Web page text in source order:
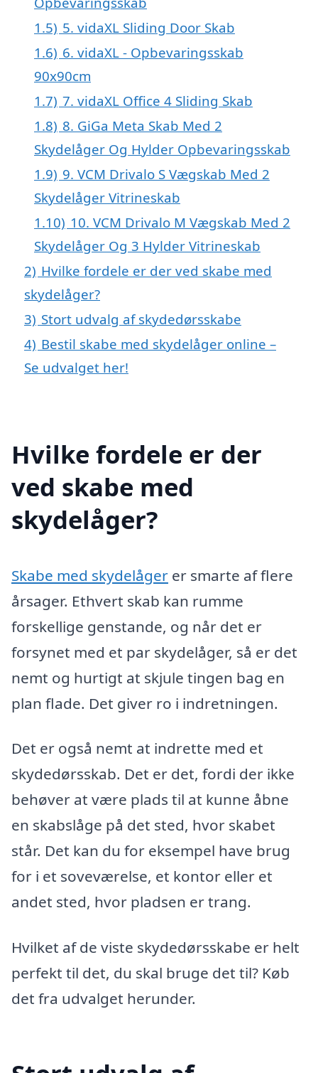
1.5) 5. vidaXL Sliding Door Skab
1.6) 6. vidaXL - Opbevaringsskab
90x90cm
1.7) 7. vidaXL Office 4 Sliding Skab
1.8) 8. GiGa Meta Skab Med 2
Skydelåger Og Hylder Opbevaringsskab
1.9) 9. VCM Drivalo S Vægskab Med 2
Skydelåger Vitrineskab
1.10) 10. VCM Drivalo M Vægskab Med 2
Skydelåger Og 3 Hylder Vitrineskab
2) Hvilke fordele er der ved skabe med
skydelåger?
3) Stort udvalg af skydedørsskabe
4) Bestil skabe med skydelåger online –
Se udvalget her!
Hvilke fordele er der
ved skabe med
skydelåger?
Skabe med skydelåger er smarte af flere
årsager. Ethvert skab kan rumme
forskellige genstande, og når det er
forsynet med et par skydelåger, så er det
nemt og hurtigt at skjule tingen bag en
plan flade. Det giver ro i indretningen.
Det er også nemt at indrette med et
skydedørsskab. Det er det, fordi der ikke
behøver at være plads til at kunne åbne
en skabslåge på det sted, hvor skabet
står. Det kan du for eksempel have brug
for i et soveværelse, et kontor eller et
andet sted, hvor pladsen er trang.
Hvilket af de viste skydedørsskabe er helt
perfekt til det, du skal bruge det til? Køb
det fra udvalget herunder.